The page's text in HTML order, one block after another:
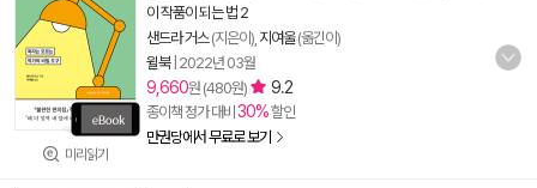
미리읽기
이 작품이 되는 법 2
샌드라 거스(지은이), 지여울(옮긴이)
윌북| 2022년 03월
9,660원 (480원) 9.2
종이책 정가 대비 30%할인
만권당에서 무료로 보기